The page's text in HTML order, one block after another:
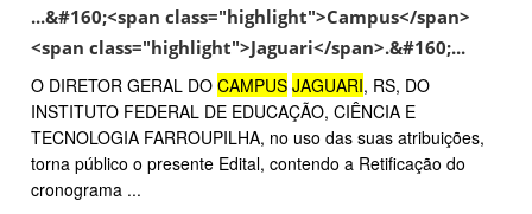
...&#160;<span class="highlight">Campus</span>
<span class="highlight">Jaguari</span>.&#160;...
O DIRETOR GERAL DO CAMPUS JAGUARI, RS, DO
INSTITUTO FEDERAL DE EDUCAÇÃO, CIÊNCIA E
TECNOLOGIA FARROUPILHA, no uso das suas atribuições,
torna público o presente Edital, contendo a Retificação do
cronograma ...